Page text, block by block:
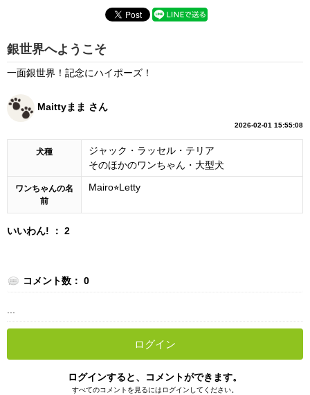
銀世界へようこそ
一面銀世界！記念にハイポーズ！
Maittyまま さん
2026-02-01 15:55:08
犬種
ジャック・ラッセル・テリア
そのほかのワンちゃん・大型犬
ワンちゃんの名
前
Mairo⭐︎Letty
いいわん! ： 2
コメント数： 0
ログイン
ログインすると、コメントができます。
すべてのコメントを見るにはログインしてください。